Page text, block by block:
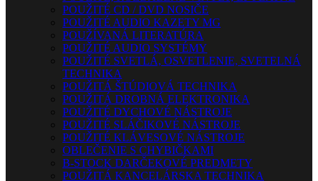
POUŽITÉ CD / DVD NOSIČE
POUŽITÉ AUDIO KAZETY MG
POUŽÍVANÁ LITERATÚRA
POUŽITÉ AUDIO SYSTÉMY
POUŽITÉ SVETLÁ, OSVETLENIE, SVETELNÁ
TECHNIKA
POUŽITÁ ŠTÚDIOVÁ TECHNIKA
POUŽITÁ DROBNÁ ELEKTRONIKA
POUŽITÉ DYCHOVÉ NÁSTROJE
POUŽITÉ SLÁČIKOVÉ NÁSTROJE
POUŽITÉ KLÁVESOVÉ NÁSTROJE
OBLEČENIE S CHYBIČKAMI
B-STOCK DARČEKOVÉ PREDMETY
POUŽITÁ KANCELÁRSKA TECHNIKA